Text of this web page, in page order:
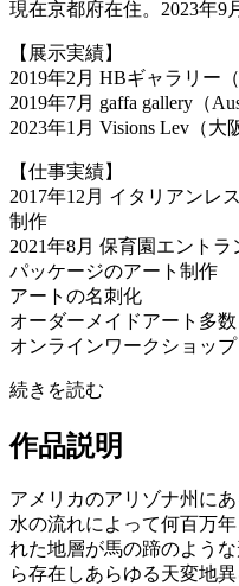
現在京都府在住。2023年9
【展示実績】
2019年2月 HBギャラリー
2019年7月 gaffa gallery（
2023年1月 Visions Lev（大
【仕事実績】
2017年12月 イタリアンレ
制作
2021年8月 保育園エント
パッケージのアート制作
アートの名刺化
オーダーメイドアート多数
オンラインワークショップ
続きを読む
作品説明
アメリカのアリゾナ州にあ
水の流れによって何百万
れた地層が馬の蹄のよう
ら存在しあらゆる天変地